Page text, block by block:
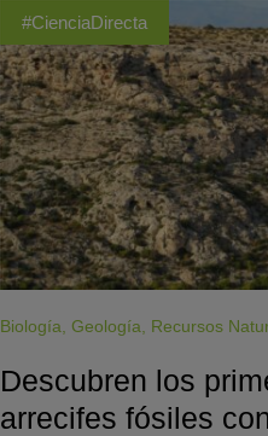
#CienciaDirecta
Biología Geología Recursos
Descubren los
arrecifes fósiles